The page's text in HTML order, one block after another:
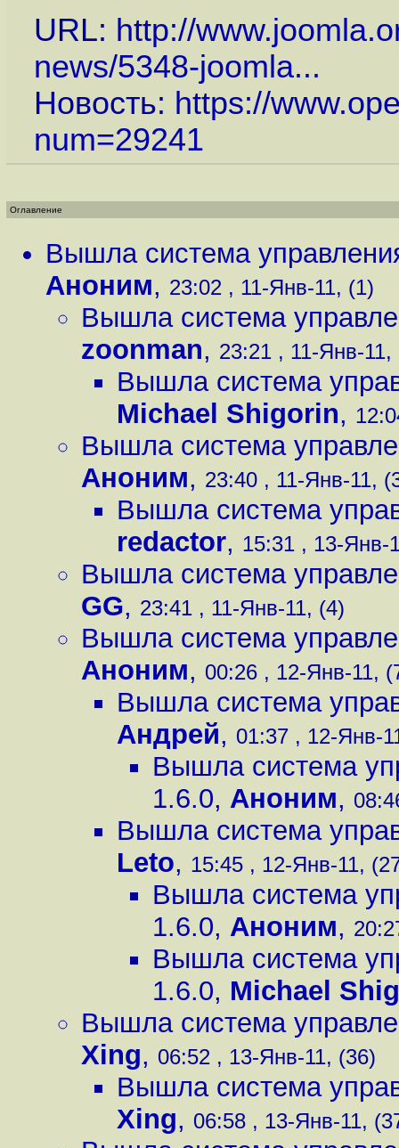
URL: http://
news/5348-joomla...
Новость: https://
num=29241
Оглавление
Вышла система
Аноним, 23:02 , 11-Янв-11, (1)
Вышла система
zoonman, 23:21 , 11-Янв-11,
Вышла система
Michael Shigorin,
Вышла система
Аноним, 23:40 , 11-Янв-11,
Вышла система
redactor, 15:31 , 13-Янв-
Вышла система
GG, 23:41 , 11-Янв-11, (4)
Вышла система
Аноним, 00:26 , 12-Янв-11,
Вышла система
Андрей, 01:37 , 12-Янв-
Вышла система
1.6.0, Аноним,
Вышла система
Leto, 15:45 , 12-Янв-11,
Вышла система
1.6.0, Аноним,
Вышла система
1.6.0, Michael
Вышла система
Xing, 06:52 , 13-Янв-11, (36)
Вышла система
Xing, 06:58 , 13-Янв-11,